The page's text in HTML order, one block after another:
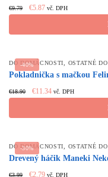
€9.79
Original
price
€5.87Current
price
vč. DPH
-40%
DO DOMÁCNOSTI OSTATNÉ
Pokladnička s mačkou
€18.90
Original
price
€11.34 Current
price
vč. DPH
-30%
DO DOMÁCNOSTI OSTATNÉ
Drevený háčik Maneki
€3.99
Original
€2.79Current
vč. DPH